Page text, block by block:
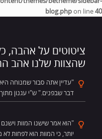
blog.phpon line40
ציטוטים על אהבה,
שהצוות שלנו אהב
"עדיין אתה סבור שמנוחה
דבר שבפנים." ש"י עגנון
"הוא אמר שישנו המוות וישנם
יותר, כי המוות הוא לפחות